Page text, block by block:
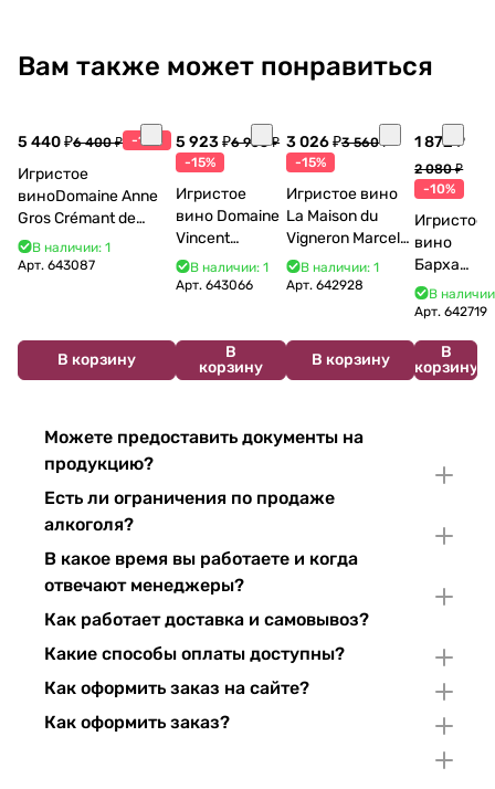
Вам также может понравиться
5 440 ₽6 400 ₽ -15%
Игристое
виноDomaine Anne
Gros Crémant de
Bourgogne La Fun en
Bulles Chardonnay et
В наличии: 1
Арт. 643087
В корзину
5 923 ₽6 968 ₽
-15%
Игристое
вино Domaine
Vincent
Bouzereau
Crémant de
В наличии: 1
Арт.643066
В
корзину
3 026 ₽3 560 ₽
-15%
Игристое вино
La Maison du
Vigneron Marcel
Cabelier Cremant
du Jura
В наличии: 1
Арт. 642928
В корзину
1 872 ₽
2 080 ₽
-10%
Игристое
вино
Бархат
Остров
2025
В
Арт.642719
В
корзину
Можете предоставить документы на
продукцию?
Есть ли ограничения по продаже
алкоголя?
В какое время вы работаете и когда
отвечают менеджеры?
Как работает доставка и самовывоз?
Какие способы оплаты доступны?
Как оформить заказ на сайте?
Как оформить заказ?